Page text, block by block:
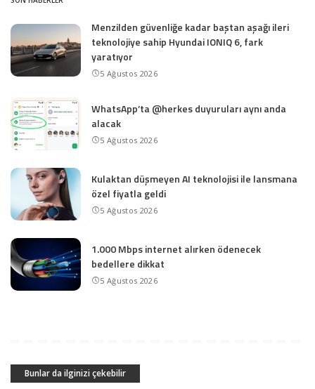
Menzilden güvenliğe kadar baştan aşağı ileri
teknolojiye sahip Hyundai IONIQ 6, fark
yaratıyor
5 Ağustos 2026
WhatsApp’ta @herkes duyuruları aynı anda
alacak
5 Ağustos 2026
Kulaktan düşmeyen AI teknolojisi ile lansmana
özel fiyatla geldi
5 Ağustos 2026
1.000 Mbps internet alırken ödenecek
bedellere dikkat
5 Ağustos 2026
Bunlar da ilginizi çekebilir